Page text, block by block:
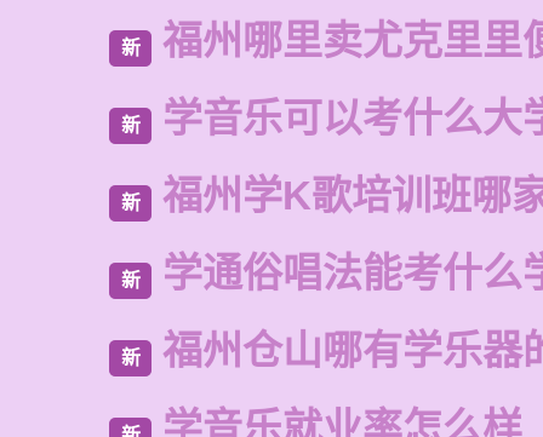
新 福州哪里卖尤克里里
新 学音乐可以考什么大
新 福州学K歌培训班哪
新 学通俗唱法能考什么
新 福州仓山哪有学乐器
学音乐就业率怎么样